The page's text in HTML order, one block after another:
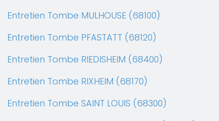
Entretien Tombe MULHOUSE (68100)
Entretien Tombe PFASTATT (68120)
Entretien Tombe RIEDISHEIM (68400)
Entretien Tombe RIXHEIM (68170)
Entretien Tombe SAINT LOUIS (68300)